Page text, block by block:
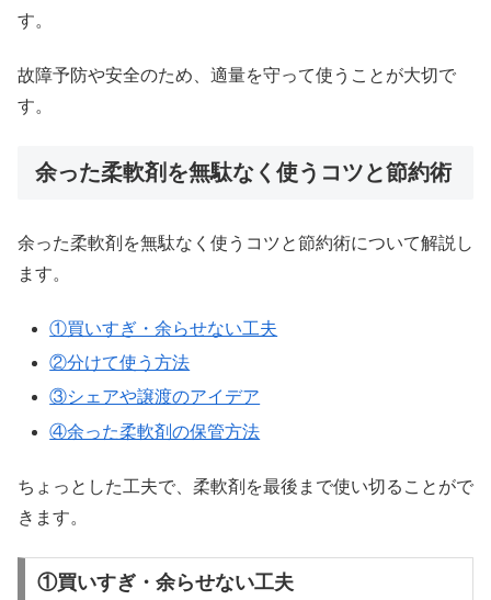
す。
故障予防や安全のため、適量を守って使うことが大切で
す。
余った柔軟剤を無駄なく使うコツと節約術
余った柔軟剤を無駄なく使うコツと節約術について解説し
ます。
①買いすぎ・余らせない工夫
②分けて使う方法
③シェアや譲渡のアイデア
④余った柔軟剤の保管方法
ちょっとした工夫で、柔軟剤を最後まで使い切ることがで
きます。
①買いすぎ・余らせない工夫